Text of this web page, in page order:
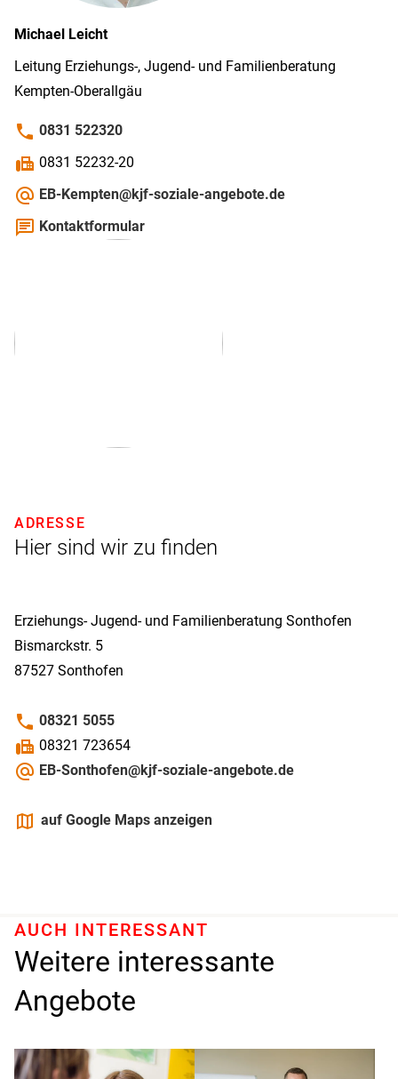
Michael Leicht
Leitung Erziehungs-, Jugend- und Familien­beratung
Kempten-­Oberallgäu
phone 0831 522320
fax 0831 52232-20
alternate_email EB-Kempten@kjf-soziale-angebote.de
chat Kontaktformular
Hier sind wir zu finden
ADRESSE
Erziehungs- Jugend- und Familienberatung Sonthofen
Bismarckstr. 5
87527 Sonthofen
phone 08321 5055
fax 08321 723654
alternate_email EB-Sonthofen@kjf-soziale-angebote.de
mapsauf Google Maps anzeigen
Weitere interessante
Angebote
AUCH INTERESSANT